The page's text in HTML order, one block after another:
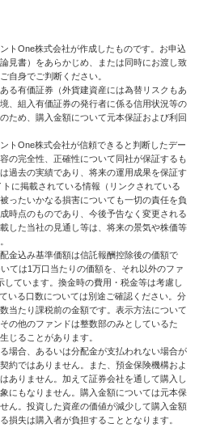
トOne株式会社が作成したものです。お申込
見書）をあらかじめ、または同時にお渡し致
自身でご判断ください。
る有価証券（外貨建資産には為替リスクもあ
、組入有価証券の発行者に係る信用状況等の
ため、購入金額について元本保証および利回
トOne株式会社が信頼できると判断したデー
の完全性、正確性について同社が保証するも
過去の実績であり、将来の運用成果を保証す
に掲載されている情報（リンクされている
ったいかなる損害についても一切の責任を負
時点のものであり、今後予告なく変更される
した当社の見通し等は、将来の景気や株価等
金込み基準価額は信託報酬控除後の価額で
ては1万口当たりの価額を、それ以外のファ
ています。換金時の費用・税金等は考慮し
いる口数については別途ご確認ください。分
当たり課税前の金額です。表示方法について
の他のファンドは整数部のみとしているた
じることがあります。
場合、あるいは分配金が支払われない場合が
約ではありません。また、預金保険機構およ
ありません。加えて証券会社を通して購入し
にもなりません。購入金額については元本保
ん。投資した資産の価値が減少して購入金額
損失は購入者が負担することとなります。